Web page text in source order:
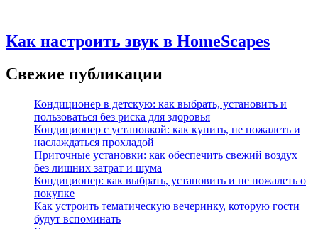
Как настроить звук в HomeScapes
Свежие публикации
Кондиционер в детскую: как выбрать, установить и
пользоваться без риска для здоровья
Кондиционер с установкой: как купить, не пожалеть и
наслаждаться прохладой
Приточные установки: как обеспечить свежий воздух
без лишних затрат и шума
Кондиционер: как выбрать, установить и не пожалеть о
покупке
Как устроить тематическую вечеринку, которую гости
будут вспоминать